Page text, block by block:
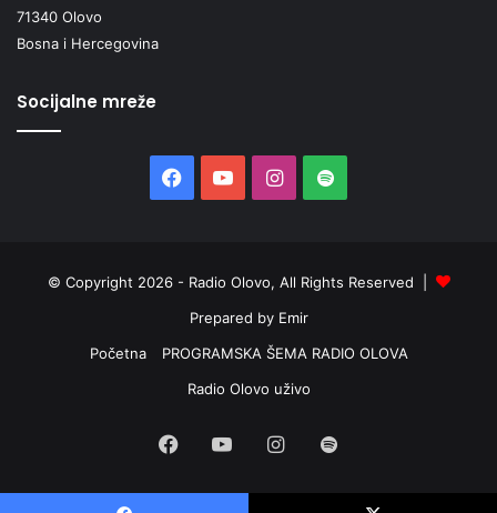
71340 Olovo
Bosna i Hercegovina
Socijalne mreže
Facebook
YouTubeInstagram
Spotify
© Copyright 2026 - Radio Olovo, All Rights Reserved |
Prepared by Emir
Početna
PROGRAMSKA ŠEMA RADIO OLOVA
Radio Olovo uživo
Facebook
YouTubeInstagram
Spotify